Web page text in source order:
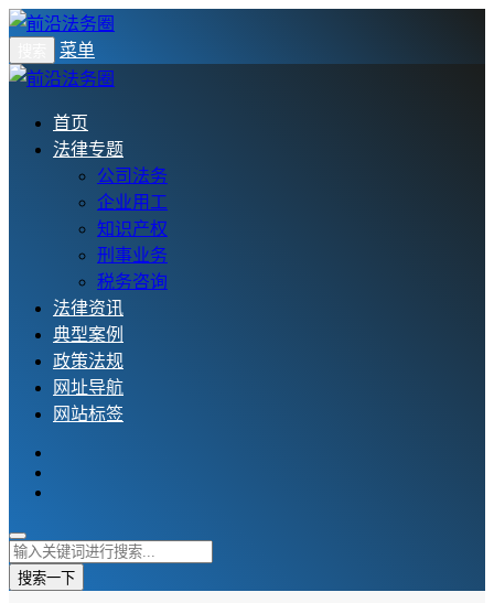
菜单
首页
法律专题
公司法务
企业用工
知识产权
刑事业务
税务咨询
法律资讯
典型案例
政策法规
网址导航
网站标签
搜索一下